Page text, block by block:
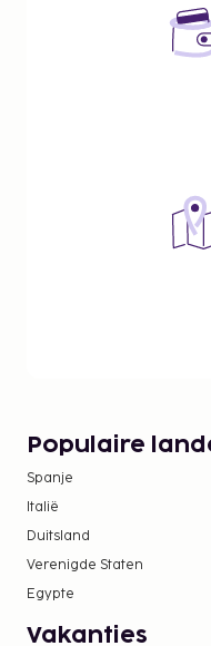
Terra Kulture -
Lekki
Lagos City Mall -
Nigerian
De
receptie en een
valetparkeerservice. Dagelijks kun je van 07.00 uur tot 11.00
van een gratis
Gasten
Populaire
Spanje
Italië
Duitsland
Verenigde Staten
Egypte
Vakanties